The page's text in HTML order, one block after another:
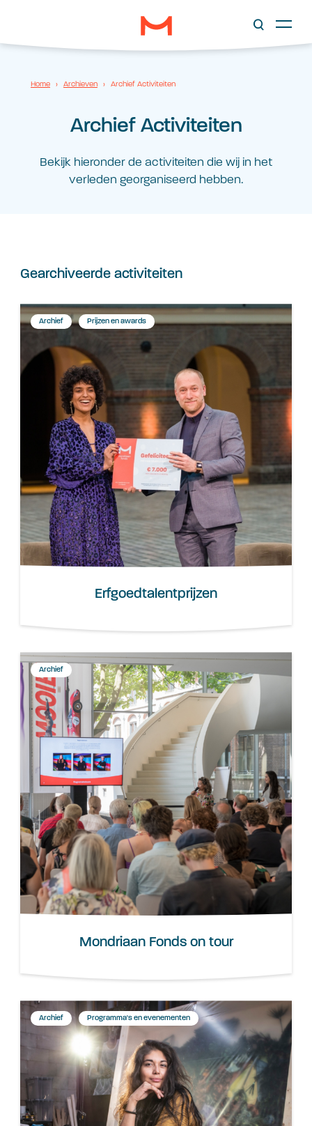
Home › Archieven › Archief Activiteiten
Archief Activiteiten
Bekijk hieronder de activiteiten die wij in het
verleden georganiseerd hebben.
Gearchiveerde activiteiten
Archief Prijzen en awards
Erfgoedtalentprijzen
Archief
Mondriaan Fonds on tour
Archief Programma's en evenementen